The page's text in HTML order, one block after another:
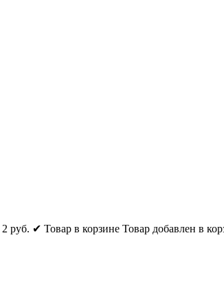
2 руб. ✔ Товар в корзине Товар добавлен в